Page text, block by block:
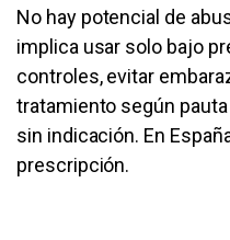
No hay potencial de
implica usar solo bajo
controles, evitar
tratamiento según
sin indicación. En
prescripción.